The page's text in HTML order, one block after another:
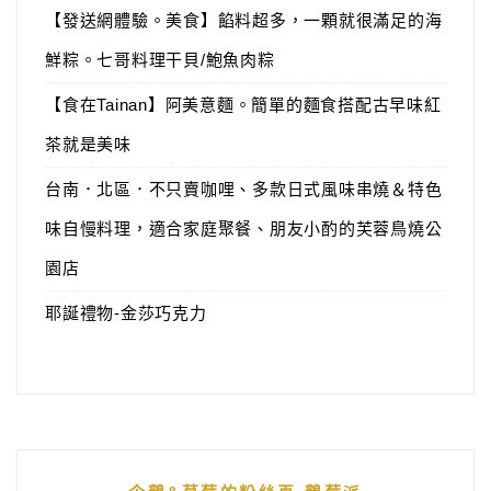
【發送網體驗。美食】餡料超多，一顆就很滿足的海
鮮粽。七哥料理干貝/鮑魚肉粽
【食在Tainan】阿美意麵。簡單的麵食搭配古早味紅
茶就是美味
台南．北區．不只賣咖哩、多款日式風味串燒＆特色
味自慢料理，適合家庭聚餐、朋友小酌的芙蓉鳥燒公
園店
耶誕禮物-金莎巧克力